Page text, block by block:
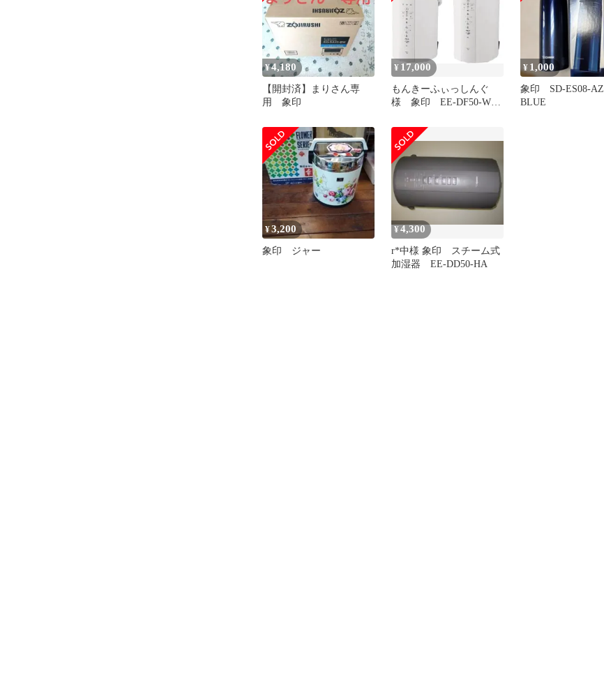
¥4,180
【開封済】まりさん専
用 象印
¥ 17,000
もんきーふぃっしんぐ
様 象印 EE-DF50-WA
¥ 1,000
象印 SD-ES08-AZ
BLUE
¥3,200
象印 ジャー
¥4,300
r*中様 象印 スチーム式
加湿器 EE-DD50-HA